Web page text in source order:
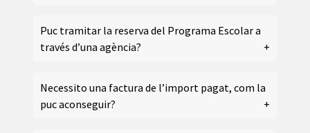
Puc tramitar la reserva del Programa Escolar a
través d’una agència?
Necessito una factura de l’import pagat, com la
puc aconseguir?